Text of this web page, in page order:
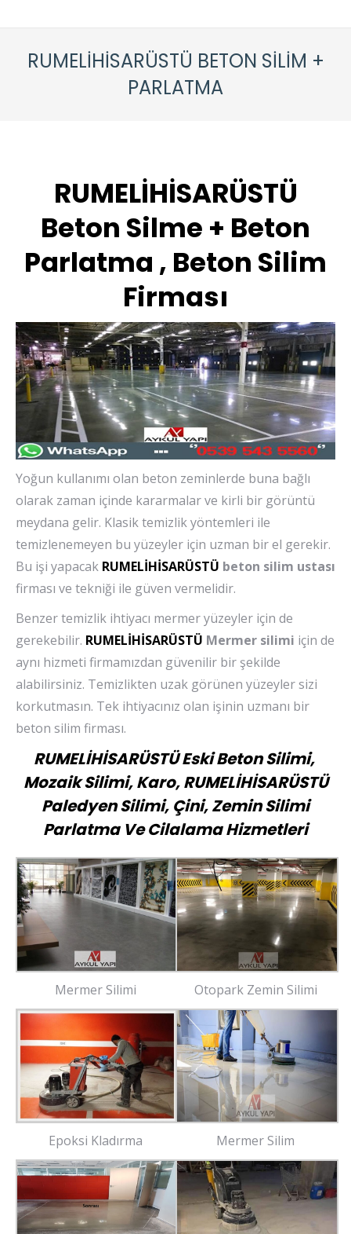
RUMELİHİSARÜSTÜ BETON SİLİM +
PARLATMA
RUMELİHİSARÜSTÜ
Beton Silme + Beton
Parlatma , Beton Silim
Firması
Yoğun kullanımı olan beton zeminlerde buna bağlı
olarak zaman içinde kararmalar ve kirli bir görüntü
meydana gelir. Klasik temizlik yöntemleri ile
temizlenemeyen bu yüzeyler için uzman bir el gerekir.
Bu işi yapacak RUMELİHİSARÜSTÜ beton silim ustası
firması ve tekniği ile güven vermelidir.
Benzer temizlik ihtiyacı mermer yüzeyler için de
gerekebilir. RUMELİHİSARÜSTÜ Mermer silimi için de
aynı hizmeti firmamızdan güvenilir bir şekilde
alabilirsiniz. Temizlikten uzak görünen yüzeyler sizi
korkutmasın. Tek ihtiyacınız olan işinin uzmanı bir
beton silim firması.
RUMELİHİSARÜSTÜ Eski Beton Silimi,
Mozaik Silimi, Karo, RUMELİHİSARÜSTÜ
Paledyen Silimi, Çini, Zemin Silimi
Parlatma Ve Cilalama Hizmetleri
Mermer Silimi Otopark Zemin Silimi
Epoksi Kladırma Mermer Silim